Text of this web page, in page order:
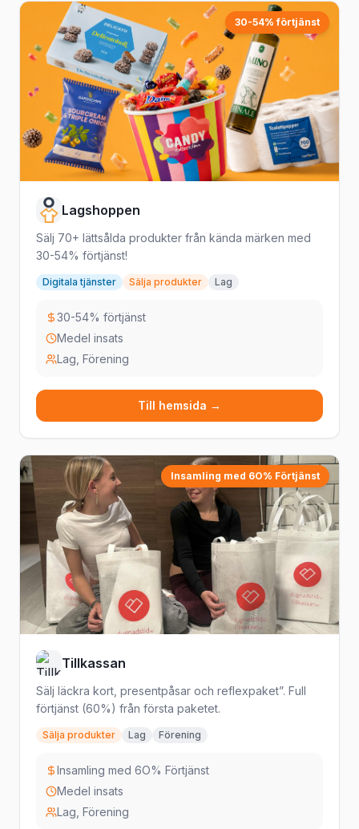
30-54% förtjänst
Lagshoppen
Sälj 70+ lättsålda produkter från kända märken med
30-54% förtjänst!
Digitala tjänster Sälja produkter Lag
30-54% förtjänst
Medel insats
Lag, Förening
Till hemsida →
Insamling med 6O% Förtjänst
Tillkassan
Sälj läckra kort, presentpåsar och reflexpaket”. Full
förtjänst (60%) från första paketet.
Sälja produkter Lag Förening
Insamling med 6O% Förtjänst
Medel insats
Lag, Förening